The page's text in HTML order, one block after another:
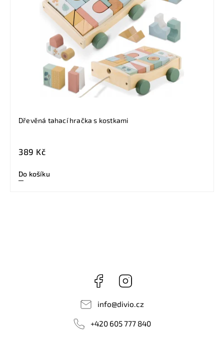
Dřevěná tahací hračka s kostkami
389 Kč
Do košíku
Facebook
info@divio.cz
+420 605 777 840